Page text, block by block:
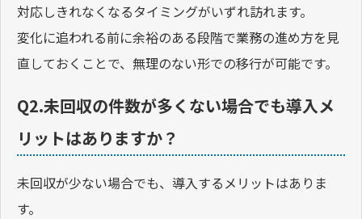
対応しきれなくなるタイミングがいずれ訪れます。
変化に追われる前に余裕のある段階で業務の進め方を見
直しておくことで、無理のない形での移行が可能です。
Q2.未回収の件数が多くない場合でも導入メ
リットはありますか？
未回収が少ない場合でも、導入するメリットはありま
す。